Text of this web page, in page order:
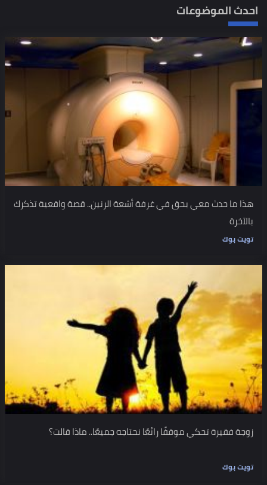
احدث الموضوعات
هذا ما حدث معي بحق في غرفة أشعة الرنين.. قصة واقعية تذكرك
بالآخرة
تويت بوك
زوجة فقيرة تحكي موقفًا رائعًا نحتاجه جميعًا.. ماذا قالت؟
تويت بوك